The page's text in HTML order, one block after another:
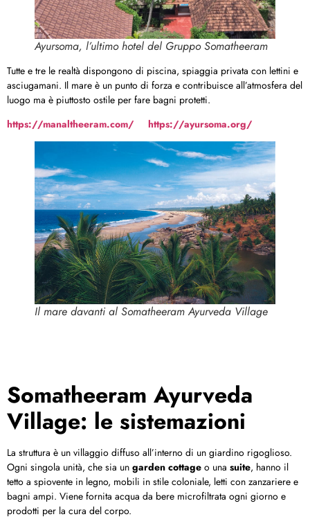
Ayursoma, l’ultimo hotel del Gruppo Somatheeram
Tutte e tre le realtà dispongono di piscina, spiaggia privata con lettini e
asciugamani. Il mare è un punto di forza e contribuisce all’atmosfera del
luogo ma è piuttosto ostile per fare bagni protetti.
https://manaltheeram.com/
https://ayursoma.org/
Il mare davanti al Somatheeram Ayurveda Village
Somatheeram Ayurveda
Village: le sistemazioni
La struttura è un villaggio diffuso all’interno di un giardino rigoglioso.
Ogni singola unità, che sia un garden cottage o una suite, hanno il
tetto a spiovente in legno, mobili in stile coloniale, letti con zanzariere e
bagni ampi. Viene fornita acqua da bere microfiltrata ogni giorno e
prodotti per la cura del corpo.